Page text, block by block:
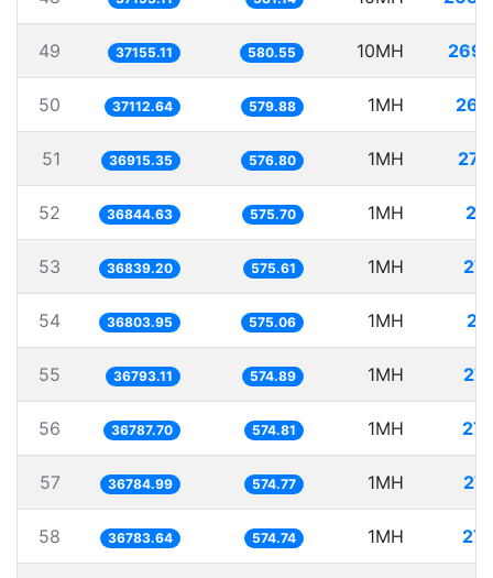
49 37155.11 580.55 10MH
50 37112.64 579.88 1MH
51 36915.35 576.80 1MH
52 36844.63 575.70 1MH
53 36839.20 575.61 1MH
54 36803.95 575.06 1MH
55 36793.11 574.89 1MH
56 36787.70 574.81 1MH
57 36784.99 574.77 1MH
58 36783.64 574.74 1MH